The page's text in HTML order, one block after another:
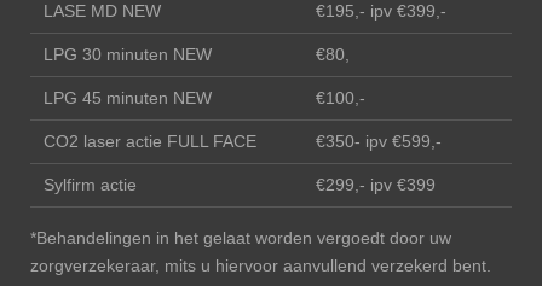
LASE MD NEW €195,- ipv €399,-
LPG 30 minuten NEW €80,
LPG 45 minuten NEW €100,-
CO2 laser actie FULL FACE €350- ipv €599,-
Sylfirm actie €299,- ipv €399
*Behandelingen in het gelaat worden vergoedt door uw
zorgverzekeraar, mits u hiervoor aanvullend verzekerd bent.